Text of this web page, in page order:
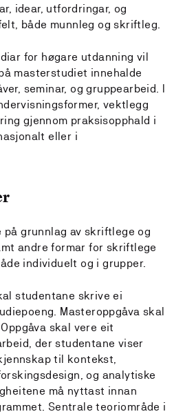
idear, utfordringar, og
både munnleg og skriftleg.
for høgare utdanning vil
masterstudiet innehalde
seminar, og gruppearbeid. I
vektlegg
gjennom praksisopphald i
eller i
grunnlag av skriftlege og
andre formar for skriftlege
individuelt og i grupper.
studentane skrive ei
Masteroppgåva skal
skal vere eit
der studentane viser
til kontekst,
og analytiske
må nyttast innan
Sentrale teoriområde i